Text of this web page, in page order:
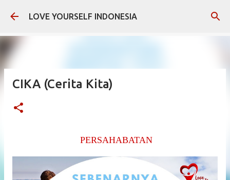
Skip to main content
LOVE YOURSELF INDONESIA
CIKA (Cerita Kita)
PERSAHABATAN